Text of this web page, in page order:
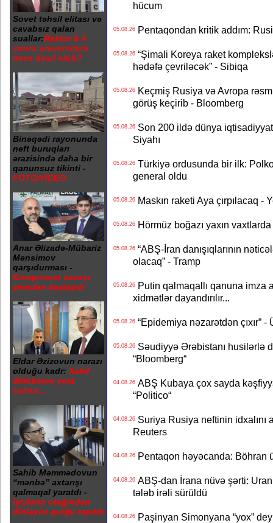
Sovet təhsil elitası və
cavabsız qalan
suallar:Rektor 6 il
sonra universitetə
necə daxil olub?
Binəqədi rayonunda
neft buruqları
ərazisində daha bir
qanunsuz tikinti -
FOTO/VİDEO
Anar Əlizadə-Mübariz
Mənsimov
qarşıdurması -
Kompromat savaşı
yenidən başlayıb
Eldar Əzizovun narazı
olduğu kadr: Xalid
Ələkbərov yola
salınır...
Sahib Məmmədovun
“mənbə” axtarışı
qalmaqal yaratdı -
İşçilərin otağından
dinləyici qurğu tapılıb
hücum
05.08.26Pentaqondan kritik addım:
05.08.26“Şimali Koreya raket
hədəfə çevriləcək” - Sibiqa
05.08.26Keçmiş Rusiya və Avropa
görüş keçirib - Bloomberg
05.08.26Son 200 ildə dünya
Siyahı
05.08.26Türkiyə ordusunda bir ilk:
general oldu
05.08.26Maskın raketi Aya çırpılacaq -
05.08.26Hörmüz boğazı yaxın
05.08.26“ABŞ-İran danışıqlarının
olacaq” - Tramp
05.08.26Putin qalmaqallı qanuna imza
xidmətlər dayandırılır...
05.08.26“Epidemiya nəzarətdən çıxır” -
05.08.26Səudiyyə Ərəbistanı husilərlə
“Bloomberg“
04.08.26ABŞ Kubaya çox sayda
“Politico“
04.08.26Suriya Rusiya neftinin idxalını
Reuters
04.08.26Pentaqon həyəcanda: Böhran
04.08.26ABŞ-dan İrana nüvə şərti: Uran
tələb irəli sürüldü
04.08.26Paşinyan Simonyana “yox”